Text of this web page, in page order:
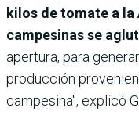
kilos de tomate a
campesinas se
apertura, para
producción
campesina", explicó